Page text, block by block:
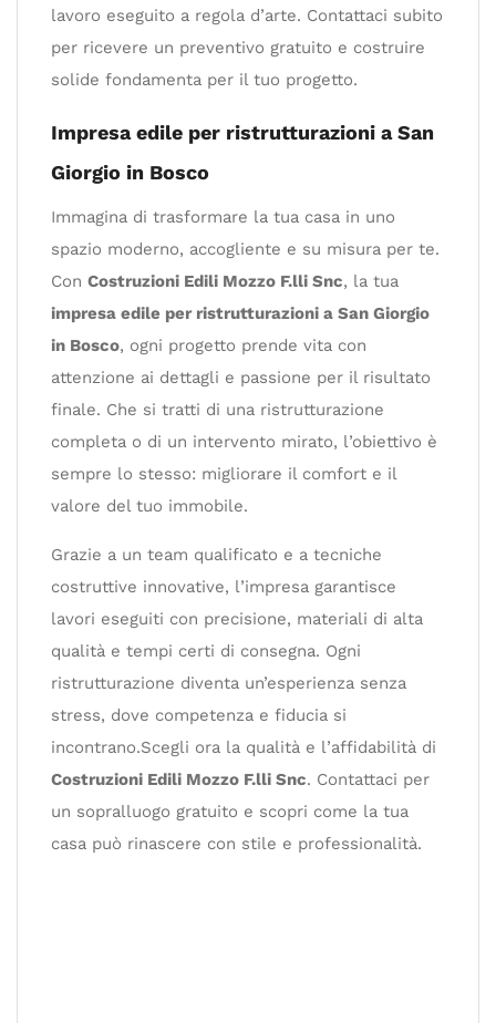
lavoro eseguito a regola d’arte. Contattaci subito
per ricevere un preventivo gratuito e costruire
solide fondamenta per il tuo progetto.
Impresa edile per ristrutturazioni a San
Giorgio in Bosco
Immagina di trasformare la tua casa in uno
spazio moderno, accogliente e su misura per te.
Con Costruzioni Edili Mozzo F.lli Snc, la tua
impresa edile per ristrutturazioni a San Giorgio
in Bosco, ogni progetto prende vita con
attenzione ai dettagli e passione per il risultato
finale. Che si tratti di una ristrutturazione
completa o di un intervento mirato, l’obiettivo è
sempre lo stesso: migliorare il comfort e il
valore del tuo immobile.
Grazie a un team qualificato e a tecniche
costruttive innovative, l’impresa garantisce
lavori eseguiti con precisione, materiali di alta
qualità e tempi certi di consegna. Ogni
ristrutturazione diventa un’esperienza senza
stress, dove competenza e fiducia si
incontrano.Scegli ora la qualità e l’affidabilità di
Costruzioni Edili Mozzo F.lli Snc. Contattaci per
un sopralluogo gratuito e scopri come la tua
casa può rinascere con stile e professionalità.